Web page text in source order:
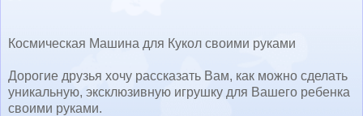
Космическая Машина для Кукол своими руками
Дорогие друзья хочу рассказать Вам, как можно сделать
уникальную, эксклюзивную игрушку для Вашего ребенка
своими руками.